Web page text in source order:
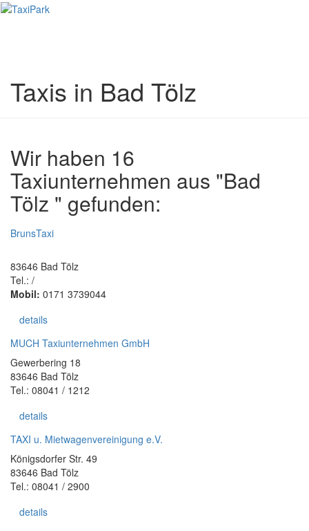
Taxis in Bad Tölz
Wir haben 16
Taxiunternehmen aus "Bad
Tölz " gefunden:
BrunsTaxi
83646 Bad Tölz
Tel.: /
Mobil: 0171 3739044
details
MUCH Taxiunternehmen GmbH
Gewerbering 18
83646 Bad Tölz
Tel.: 08041 / 1212
details
TAXI u. Mietwagenvereinigung e.V.
Königsdorfer Str. 49
83646 Bad Tölz
Tel.: 08041 / 2900
details